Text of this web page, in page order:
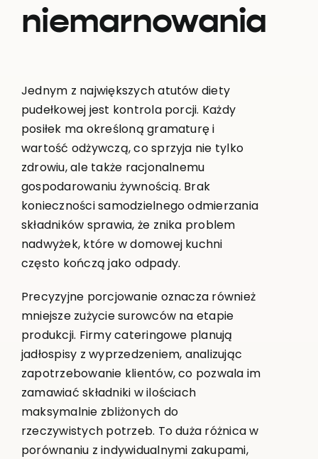
niemarnowania
Jednym z największych atutów diety
pudełkowej jest kontrola porcji. Każdy
posiłek ma określoną gramaturę i
wartość odżywczą, co sprzyja nie tylko
zdrowiu, ale także racjonalnemu
gospodarowaniu żywnością. Brak
konieczności samodzielnego odmierzania
składników sprawia, że znika problem
nadwyżek, które w domowej kuchni
często kończą jako odpady.
Precyzyjne porcjowanie oznacza również
mniejsze zużycie surowców na etapie
produkcji. Firmy cateringowe planują
jadłospisy z wyprzedzeniem, analizując
zapotrzebowanie klientów, co pozwala im
zamawiać składniki w ilościach
maksymalnie zbliżonych do
rzeczywistych potrzeb. To duża różnica w
porównaniu z indywidualnymi zakupami,